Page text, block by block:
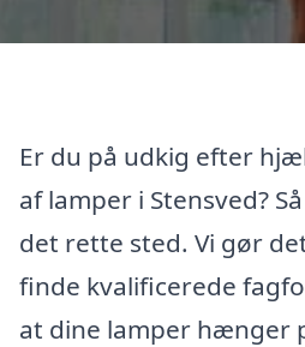
Er du på udkig efter
af lamper i Stensved?
det rette sted. Vi gør
finde kvalificerede
at dine lamper hænger